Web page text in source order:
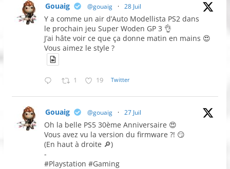
Gouaig @gouaig · 28 Juil
Y a comme un air d’Auto Modellista PS2 dans
le prochain jeu Super Woden GP 3 👌
J’ai hâte voir ce que ça donne matin en mains 😍
Vous aimez le style ?
1 19 Twitter
Gouaig @gouaig · 27 Juil
Oh la belle PS5 30ème Anniversaire 😍
Vous avez vu la version du firmware ?! 😏
(En haut à droite 🔎)
-
#Playstation #Gaming